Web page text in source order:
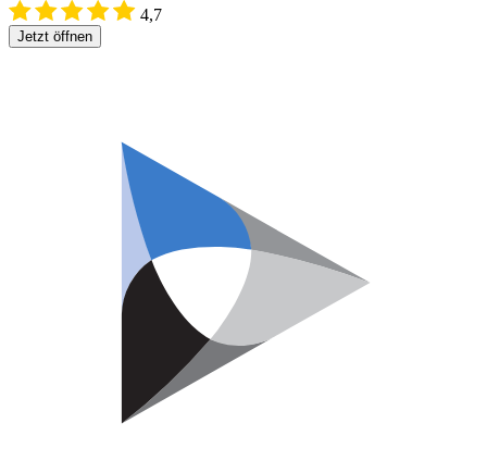
4,7
Jetzt öffnen